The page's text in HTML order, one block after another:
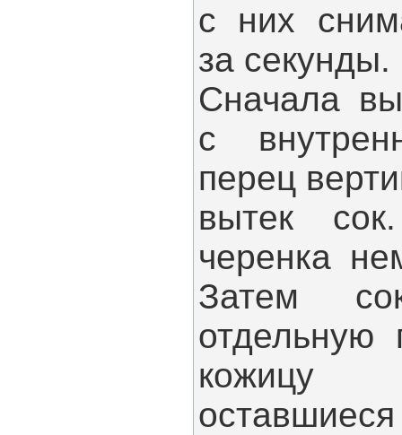
с них
за
Сначала
с
перец
вытек
черенка
Затем
отдельную